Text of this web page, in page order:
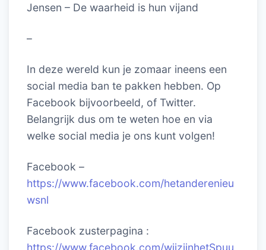
Jensen – De waarheid is hun vijand
–
In deze wereld kun je zomaar ineens een
social media ban te pakken hebben. Op
Facebook bijvoorbeeld, of Twitter.
Belangrijk dus om te weten hoe en via
welke social media je ons kunt volgen!
Facebook –
https://www.facebook.com/hetanderenieu
wsnl
Facebook zusterpagina :
https://www.facebook.com/wijzijnhetSpuu